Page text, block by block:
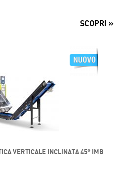
SCOPRI »
VERTICALE INCLINATA 45° IMB